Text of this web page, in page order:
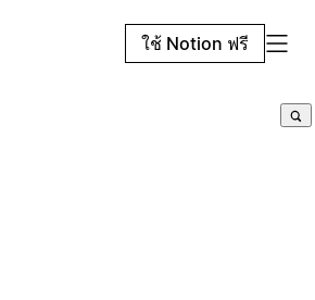
ใช้ Notion ฟรี